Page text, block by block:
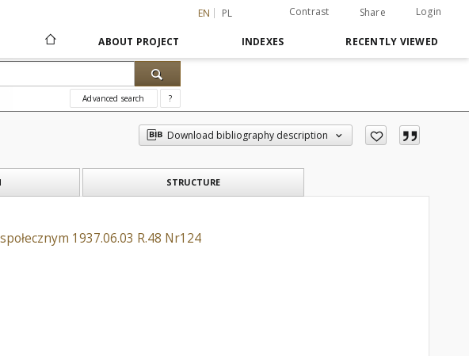
EN PL Contrast Share Login
ABOUT PROJECT INDEXES RECENTLY VIEWED
Advanced search ?
Download bibliography description
STRUCTURE
1937.06.03 R.48 Nr124